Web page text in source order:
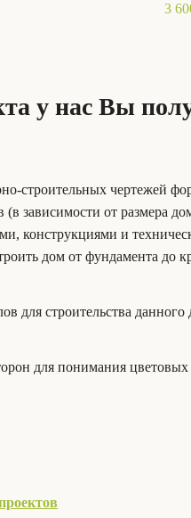
3
у нас Вы
строительных чертежей
(в зависимости от размера
конструкциями и
дом от фундамента до
для строительства
для понимания